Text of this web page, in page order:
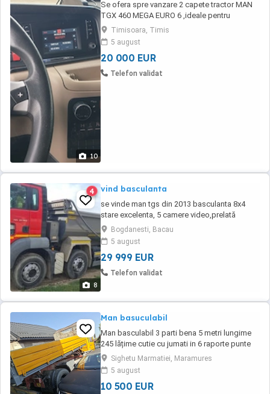
10
Se ofera spre vanzare 2 capete tractor MAN
TGX 460 MEGA EURO 6 ,ideale pentru
transport international sau intern. Ambele sunt
echipate cu Tahograf inteligent 2 v2.
Camioanele sunt identice ,intretinute
corespunzator si pregatite de lucru. An
fabricatie :2017 Kilometraj: 725000
Timisoara, Timis
5 august
20 000 EUR
Telefon validat
8
4 vind basculanta
se vinde man tgs din 2013 basculanta 8x4
stare excelenta, 5 camere video,prelată
automatacauciucurisi baterii noi,300 mii km la
bord !Full option, full service histori de nou!
Bogdanesti, Bacau
5 august
29 999 EUR
Telefon validat
Man basuculabil
Man basculabil 3 parti bena 5 metri lungime
245 lățime cutie cu jumati in 6 raporte punte
spate cu reductor si sateliți mașina nu a lucrat
in tara are acte pentru înmatriculare nu sau
scos numere rosi are 17374km mai multe
detali pret 10 500 euro
Sighetu Marmatiei, Maramures
5 august
10 500 EUR